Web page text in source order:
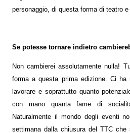
personaggio, di questa forma di teatro e
Se potesse tornare indietro
Non cambierei assolutamente nulla!
forma a questa prima edizione. Ci ha
lavorare e soprattutto quanto
con mano quanta fame di
Naturalmente il mondo degli eventi
settimana dalla chiusura del TTC che